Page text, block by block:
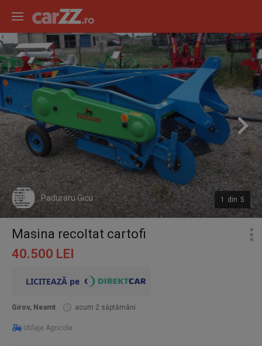
1 din 5
Paduraru Gicu
Masina recoltat cartofi
40.500 LEI
Girov, Neamt acum 2 săptămâni
Utilaje Agricole